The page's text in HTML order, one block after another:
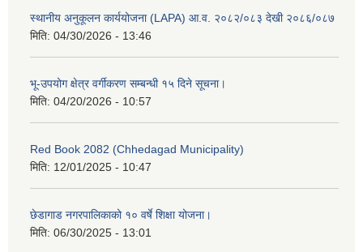
स्थानीय अनुकूलन कार्ययोजना (LAPA) आ.व. २०८२/०८३ देखी २०८६/०८७
मिति: 04/30/2026 - 13:46
भू-उपयोग क्षेत्र वर्गीकरण सम्बन्धी १५ दिने सूचना।
मिति: 04/20/2026 - 10:57
Red Book 2082 (Chhedagad Municipality)
मिति: 12/01/2025 - 10:47
छेडागाड नगरपालिकाको १० वर्षे शिक्षा योजना।
मिति: 06/30/2025 - 13:01